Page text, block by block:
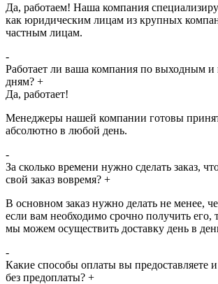
Да, работаем! Наша компания
как юридическим лицам из крупных
частным лицам.
-
Работает ли ваша компания по выходным
дням? +
Да, работает!
Менеджеры нашей компании готовы
абсолютно в любой день.
-
За сколько времени нужно сделать заказ,
свой заказ вовремя? +
В основном заказ нужно делать не менее,
если вам необходимо срочно получить его,
мы можем осуществить доставку день в
-
Какие способы оплаты вы предоставляете
без предоплаты? +